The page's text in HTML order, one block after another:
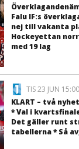
Falu IF:s
nej till vakanta
Hockeyettan
med 19 lag
TIS 23 JUN 15:00
KLART – två
* Val i
Det gäller runt
tabellerna * Så